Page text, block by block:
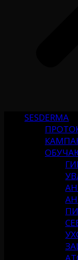
SESDERMA